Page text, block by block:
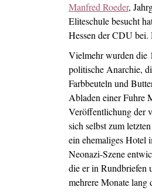
Manfred Roeder,
Eliteschule besucht
Hessen der CDU bei.
Vielmehr wurden die
politische Anarchie,
Farbbeuteln und
Abladen einer Fuhre
Veröffentlichung der
sich selbst zum
ein ehemaliges Hotel
Neonazi-Szene
die er in Rundbriefen
mehrere Monate